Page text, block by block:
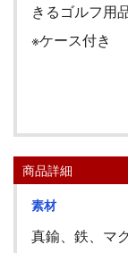
きるゴルフ用
※ケース付き
商品詳細
素材
真鍮、鉄、マ